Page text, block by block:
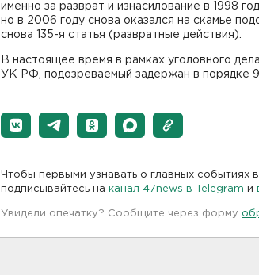
именно за разврат и изнасилование в 1998
но в 2006 году снова оказался на скамье
снова 135-я статья (развратные действия).
В настоящее время в рамках уголовного
УК РФ, подозреваемый задержан в порядке
Чтобы первыми узнавать о главных событиях
подписывайтесь на канал 47news в Telegram и
Увидели опечатку? Сообщите через форму